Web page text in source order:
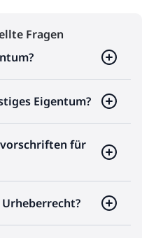
Fragen
Eigentum?
für